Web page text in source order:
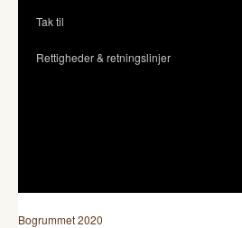
Tak til
Rettigheder & retningslinjer
Bogrummet 2020